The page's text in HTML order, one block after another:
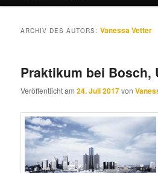
ARCHIV DES AUTORS:Vanessa Vetter
Praktikum bei Bosch,
Veröffentlicht am24. Juli 2017von